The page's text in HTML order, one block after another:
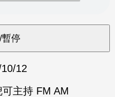
12
主持 FM AM